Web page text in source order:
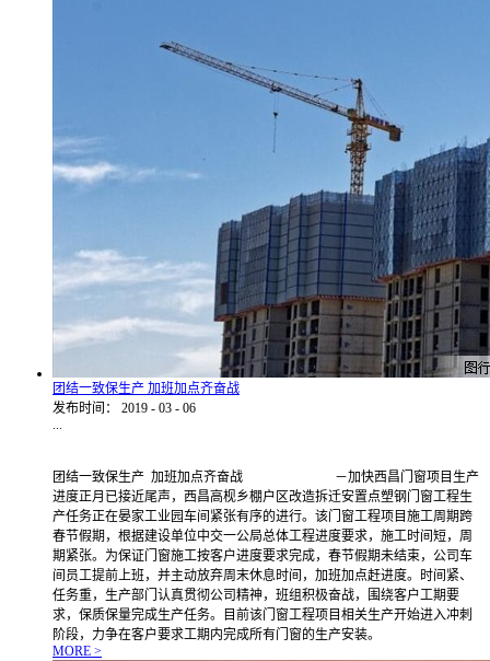
团结一致保生产 加班加点齐奋战
发布时间：
2019 - 03 - 06
...
团结一致保生产 加班加点齐奋战 －加快西昌门窗项目生产
进度正月已接近尾声，西昌高枧乡棚户区改造拆迁安置点塑钢门窗工程生
产任务正在晏家工业园车间紧张有序的进行。该门窗工程项目施工周期跨
春节假期，根据建设单位中交一公局总体工程进度要求，施工时间短，周
期紧张。为保证门窗施工按客户进度要求完成，春节假期未结束，公司车
间员工提前上班，并主动放弃周末休息时间，加班加点赶进度。时间紧、
任务重，生产部门认真贯彻公司精神，班组积极奋战，围绕客户工期要
求，保质保量完成生产任务。目前该门窗工程项目相关生产开始进入冲刺
阶段，力争在客户要求工期内完成所有门窗的生产安装。
MORE >